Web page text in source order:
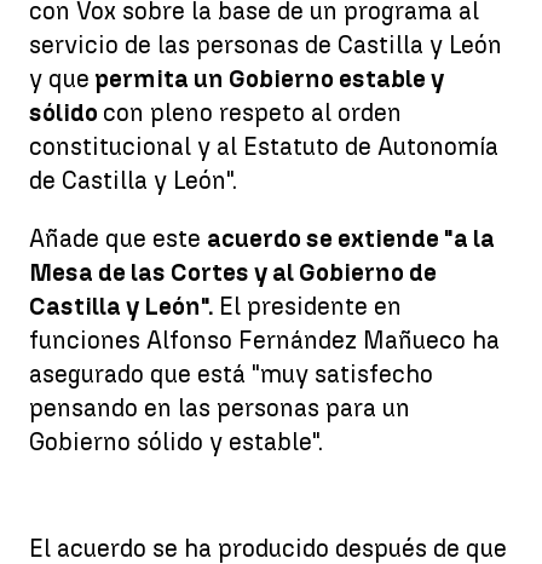
con Vox sobre la base de un programa al
servicio de las personas de Castilla y León
y que permita un Gobierno estable y
sólido con pleno respeto al orden
constitucional y al Estatuto de Autonomía
de Castilla y León".
Añade que este acuerdo se extiende "a la
Mesa de las Cortes y al Gobierno de
Castilla y León". El presidente en
funciones Alfonso Fernández Mañueco ha
asegurado que está "muy satisfecho
pensando en las personas para un
Gobierno sólido y estable".
El acuerdo se ha producido después de que